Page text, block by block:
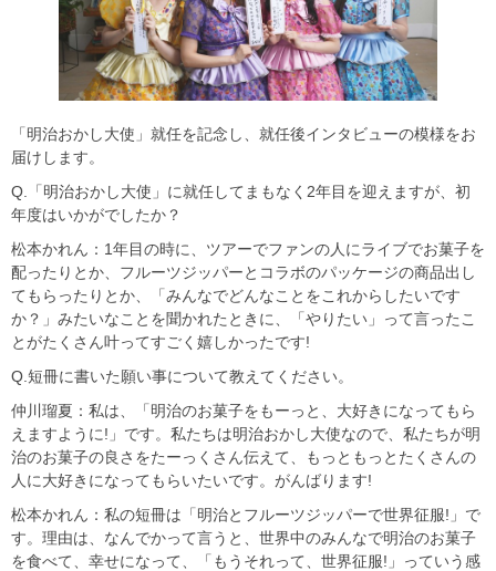
「明治おかし大使」就任を記念し、就任後インタビューの模様をお
届けします。
Q.「明治おかし大使」に就任してまもなく2年目を迎えますが、初
年度はいかがでしたか？
松本かれん：1年目の時に、ツアーでファンの人にライブでお菓子を
配ったりとか、フルーツジッパーとコラボのパッケージの商品出し
てもらったりとか、「みんなでどんなことをこれからしたいです
か？」みたいなことを聞かれたときに、「やりたい」って言ったこ
とがたくさん叶ってすごく嬉しかったです!
Q.短冊に書いた願い事について教えてください。
仲川瑠夏：私は、「明治のお菓子をもーっと、大好きになってもら
えますように!」です。私たちは明治おかし大使なので、私たちが明
治のお菓子の良さをたーっくさん伝えて、もっともっとたくさんの
人に大好きになってもらいたいです。がんばります!
松本かれん：私の短冊は「明治とフルーツジッパーで世界征服!」で
す。理由は、なんでかって言うと、世界中のみんなで明治のお菓子
を食べて、幸せになって、「もうそれって、世界征服!」っていう感